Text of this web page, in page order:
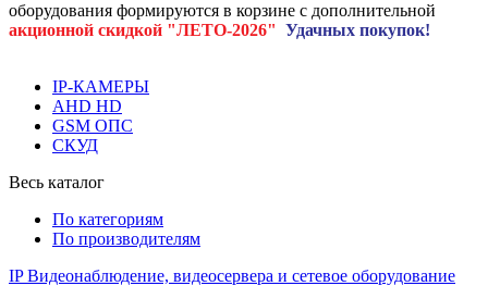
оборудования формируются в корзине с дополнительной
акционной скидкой "ЛЕТО-2026" Удачных покупок!
IP-КАМЕРЫ
AHD HD
GSM ОПС
СКУД
Весь каталог
По категориям
По производителям
IP Видеонаблюдение, видеосервера и сетевое оборудование